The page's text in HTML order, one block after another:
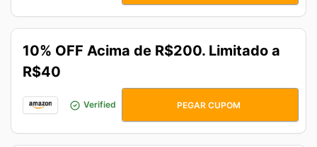
10% OFF Acima de R$200. Limitado a
R$40
Verified CUPOM10
PEGAR CUPOM